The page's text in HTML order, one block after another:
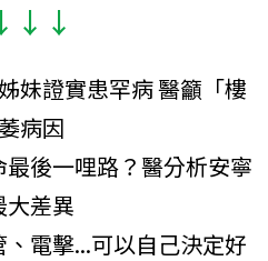
↓↓↓
妹證實患罕病 醫籲「樓
病因
後一哩路？醫分析安寧
差異
電擊...可以自己決定好